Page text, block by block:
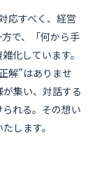
応すべく、経営
で、「何から手
化しています。
解”はありませ
集い、対話する
れる。その想い
します。